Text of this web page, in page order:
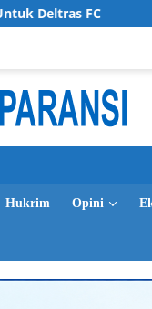
Perkuat SDM
Hukrim Opini